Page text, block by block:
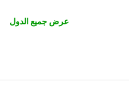
عرض جميع الدول